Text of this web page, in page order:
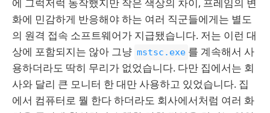
에 그럭저럭 동작했지만 작은 색상의 차이, 프레임의 변
화에 민감하게 반응해야 하는 여러 직군들에게는 별도
의 원격 접속 소프트웨어가 지급됐습니다. 저는 이런 대
상에 포함되지는 않아 그냥 mstsc.exe 를 계속해서 사
용하더라도 딱히 무리가 없었습니다. 다만 집에서는 회
사와 달리 큰 모니터 한 대만 사용하고 있었습니다. 집
에서 컴퓨터로 뭘 한다 하더라도 회사에서처럼 여러 화